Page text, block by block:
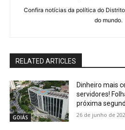
Confira notícias da política do
do mundo.
RELATED ARTICLES
GOIÁS
Dinheiro mais
servidores!
próxima
26 de junho de